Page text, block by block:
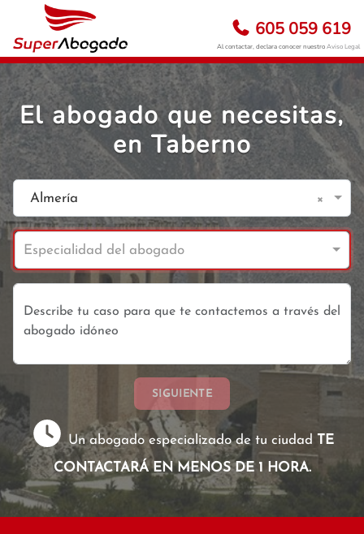
605 059 619
Al contactar, declara conocer nuestroAviso Legal
El abogado que necesitas,
en Taberno
Almería ×
Especialidad del abogado
SIGUIENTE
Un abogado especializado de tu ciudad TE
CONTACTARÁ EN MENOS DE 1 HORA.